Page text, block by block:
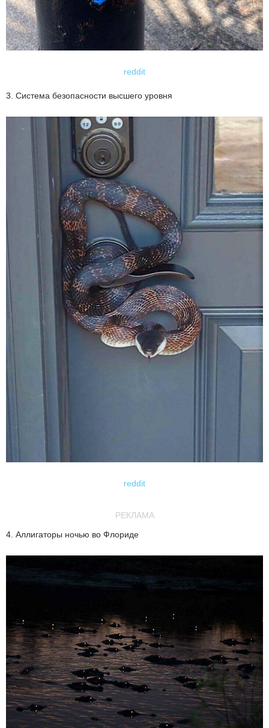
reddit
3. Система безопасности высшего уровня
reddit
РЕКЛАМА
4. Аллигаторы ночью во Флориде